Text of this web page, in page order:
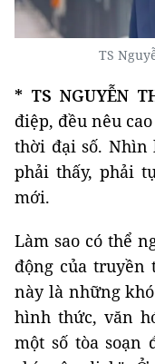
TS
* TS NGUYỄN
điệp, đều nêu
thời đại số. Nhìn
phải thấy, phải
mới.
Làm sao có thể
động của truyền
này là những
hình thức, văn
một số tòa soạn